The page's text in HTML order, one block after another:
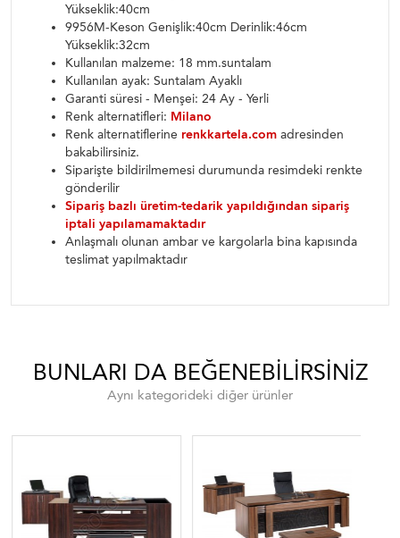
Yükseklik:40cm
9956M-Keson Genişlik:40cm Derinlik:46cm
Yükseklik:32cm
Kullanılan malzeme: 18 mm.suntalam
Kullanılan ayak: Suntalam Ayaklı
Garanti süresi - Menşei: 24 Ay - Yerli
Renk alternatifleri: Milano
Renk alternatiflerine renkkartela.com adresinden
bakabilirsiniz.
Siparişte bildirilmemesi durumunda resimdeki renkte
gönderilir
Sipariş bazlı üretim-tedarik yapıldığından sipariş
iptali yapılamamaktadır
Anlaşmalı olunan ambar ve kargolarla bina kapısında
teslimat yapılmaktadır
BUNLARI DA BEĞENEBILIRSINIZ
Aynı kategorideki diğer ürünler